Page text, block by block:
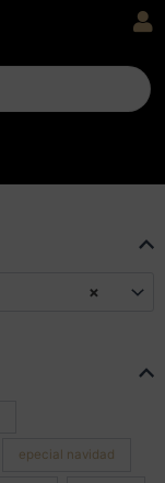
×
epecial navidad